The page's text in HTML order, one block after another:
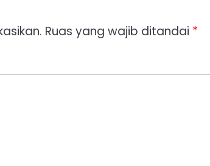
Ruas yang wajib ditandai *